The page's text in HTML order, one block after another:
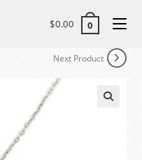
$0.00 0
Next Product